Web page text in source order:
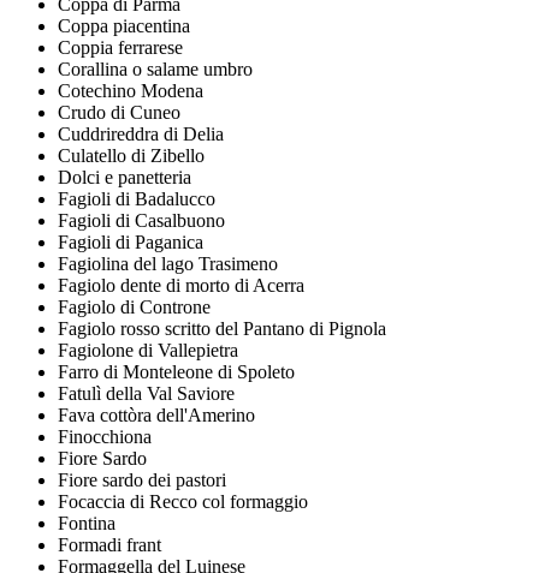
Coppa di Parma
Coppa piacentina
Coppia ferrarese
Corallina o salame umbro
Cotechino Modena
Crudo di Cuneo
Cuddrireddra di Delia
Culatello di Zibello
Dolci e panetteria
Fagioli di Badalucco
Fagioli di Casalbuono
Fagioli di Paganica
Fagiolina del lago Trasimeno
Fagiolo dente di morto di Acerra
Fagiolo di Controne
Fagiolo rosso scritto del Pantano di Pignola
Fagiolone di Vallepietra
Farro di Monteleone di Spoleto
Fatulì della Val Saviore
Fava cottòra dell'Amerino
Finocchiona
Fiore Sardo
Fiore sardo dei pastori
Focaccia di Recco col formaggio
Fontina
Formadi frant
Formaggella del Luinese